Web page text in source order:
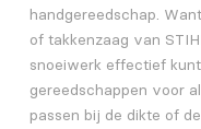
handgereedschap.
of takkenzaag van
snoeiwerk effectief
gereedschappen voor
passen bij de dikte of